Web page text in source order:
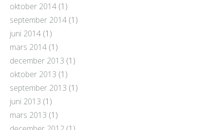
oktober 2014 (1)
september 2014 (1)
juni 2014 (1)
mars 2014 (1)
december 2013 (1)
oktober 2013 (1)
september 2013 (1)
juni 2013 (1)
mars 2013 (1)